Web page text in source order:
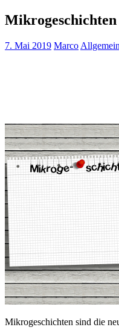
Mikrogeschichten
7. Mai 2019 Marco Allgemein
Mikrogeschichten sind die